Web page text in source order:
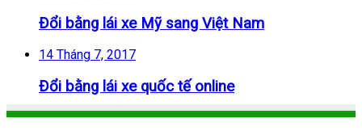
Đổi bằng lái xe Mỹ sang Việt Nam
14 Tháng 7, 2017
Đổi bằng lái xe quốc tế online